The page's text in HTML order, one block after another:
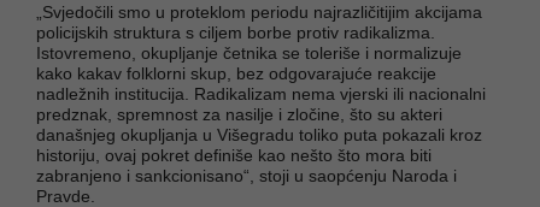
„Svjedočili smo u proteklom periodu najrazličitijim akcijama
policijskih struktura s ciljem borbe protiv radikalizma.
Istovremeno, okupljanje četnika se toleriše i normalizuje
kako kakav folklorni skup, bez odgovarajuće reakcije
nadležnih institucija. Radikalizam nema vjerski ili nacionalni
predznak, spremnost za nasilje i zločine, što su akteri
današnjeg okupljanja u Višegradu toliko puta pokazali kroz
historiju, ovaj pokret definiše kao nešto što mora biti
zabranjeno i sankcionisano“, stoji u saopćenju Naroda i
Pravde.